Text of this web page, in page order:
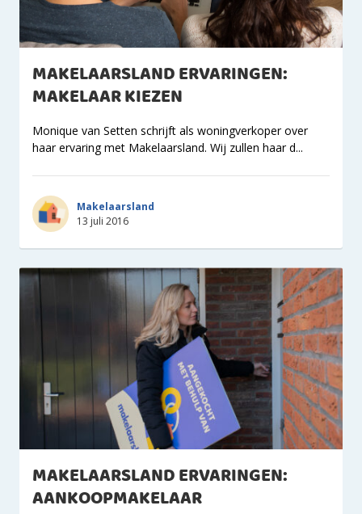
MAKELAARSLAND ERVARINGEN:
MAKELAAR KIEZEN
Monique van Setten schrijft als woningverkoper over
haar ervaring met Makelaarsland. Wij zullen haar d...
Makelaarsland
13 juli 2016
MAKELAARSLAND ERVARINGEN:
AANKOOPMAKELAAR